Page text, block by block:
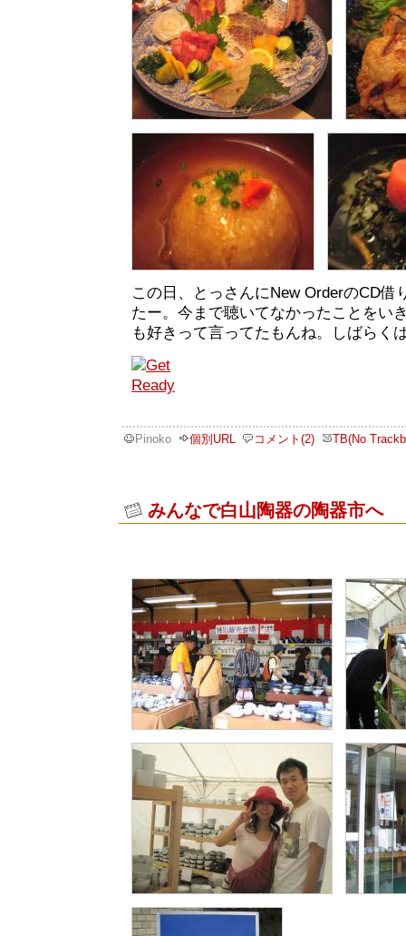
この日、とっさんにNew OrderのCD借
たー。今まで聴いてなかったことをい
も好きって言ってたもんね。しばらく
Pinoko 個別URL コメント(2) TB(No
みんなで白山陶器の陶器市へ